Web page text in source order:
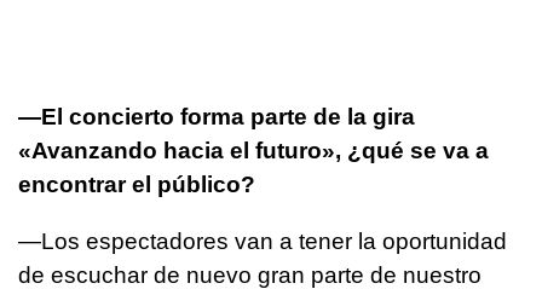
—El concierto forma parte de la gira
«Avanzando hacia el futuro», ¿qué se va a
encontrar el público?
—Los espectadores van a tener la oportunidad
de escuchar de nuevo gran parte de nuestro